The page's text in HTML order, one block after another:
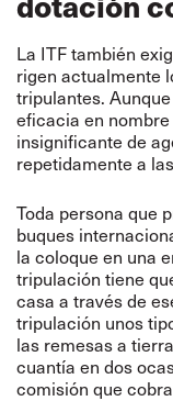
La ITF también
rigen actualmente
tripulantes.
eficacia en
insignificante de
repetidamente a
Toda persona que
buques
la coloque en una
tripulación tiene
casa a través de
tripulación unos
las remesas a
cuantía en dos
comisión que